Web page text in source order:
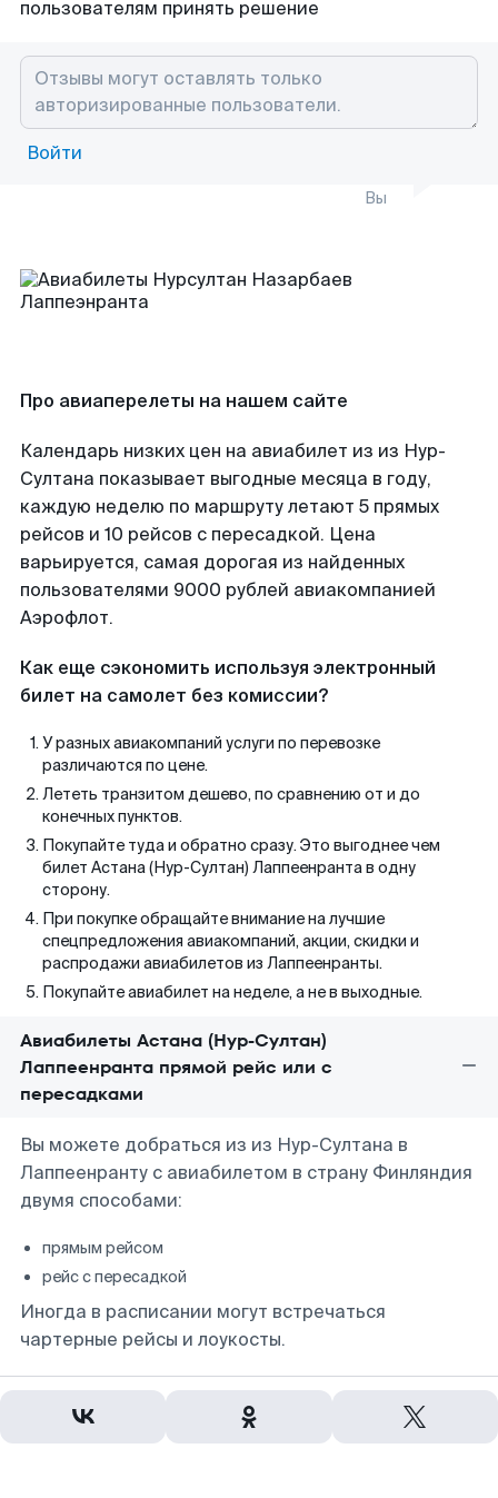
пользователям принять решение
Войти
Вы
Про авиаперелеты на нашем сайте
Календарь низких цен на авиабилет из из Нур-
Султана показывает выгодные месяца в году,
каждую неделю по маршруту летают 5 прямых
рейсов и 10 рейсов с пересадкой. Цена
варьируется, самая дорогая из найденных
пользователями 9000 рублей авиакомпанией
Аэрофлот.
Как еще сэкономить используя электронный
билет на самолет без комиссии?
У разных авиакомпаний услуги по перевозке
различаются по цене.
Лететь транзитом дешево, по сравнению от и до
конечных пунктов.
Покупайте туда и обратно сразу. Это выгоднее чем
билет Астана (Нур-Султан) Лаппеенранта в одну
сторону.
При покупке обращайте внимание на лучшие
спецпредложения авиакомпаний, акции, скидки и
распродажи авиабилетов из Лаппеенранты.
Покупайте авиабилет на неделе, а не в выходные.
Авиабилеты Астана (Нур-Султан)
Лаппеенранта прямой рейс или с
пересадками
Вы можете добраться из из Нур-Султана в
Лаппеенранту с авиабилетом в страну Финляндия
двумя способами:
прямым рейсом
рейс с пересадкой
Иногда в расписании могут встречаться
чартерные рейсы и лоукосты.